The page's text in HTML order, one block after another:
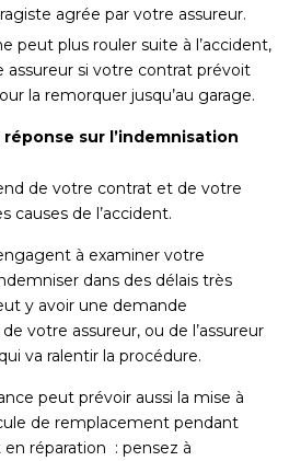
agrée par votre assureur.
peut plus rouler suite à l’accident,
assureur si votre contrat prévoit
la remorquer jusqu’au garage.
sur l’indemnisation
de votre contrat et de votre
causes de l’accident.
à examiner votre
dans des délais très
y avoir une demande
votre assureur, ou de l’assureur
va ralentir la procédure.
peut prévoir aussi la mise à
de remplacement pendant
réparation : pensez à